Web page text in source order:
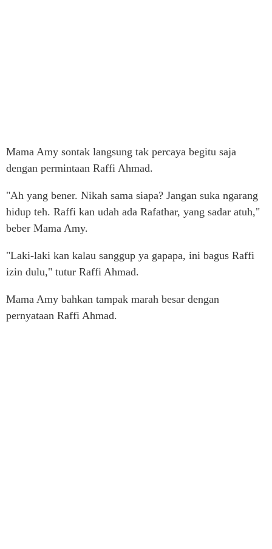
Mama Amy sontak langsung tak percaya begitu saja
dengan permintaan Raffi Ahmad.
"Ah yang bener. Nikah sama siapa? Jangan suka ngarang
hidup teh. Raffi kan udah ada Rafathar, yang sadar atuh,"
beber Mama Amy.
"Laki-laki kan kalau sanggup ya gapapa, ini bagus Raffi
izin dulu," tutur Raffi Ahmad.
Mama Amy bahkan tampak marah besar dengan
pernyataan Raffi Ahmad.